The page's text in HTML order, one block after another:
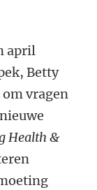
april
Betty
vragen
Health &